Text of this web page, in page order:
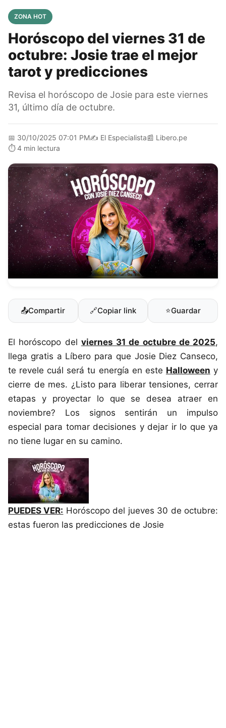
ZONA HOT
Horóscopo del viernes 31 de
octubre: Josie trae el mejor
tarot y predicciones
Revisa el horóscopo de Josie para este viernes
31, último día de octubre.
📅 30/10/2025 07:01 PM✍️ El Especialista📰 Libero.pe
⏱️ 4 min lectura
📤Compartir 🔗Copiar link ⭐Guardar
El horóscopo del viernes 31 de octubre de 2025,
llega gratis a Líbero para que Josie Diez Canseco,
te revele cuál será tu energía en este Halloween y
cierre de mes. ¿Listo para liberar tensiones, cerrar
etapas y proyectar lo que se desea atraer en
noviembre? Los signos sentirán un impulso
especial para tomar decisiones y dejar ir lo que ya
no tiene lugar en su camino.
PUEDES VER: Horóscopo del jueves 30 de octubre:
estas fueron las predicciones de Josie